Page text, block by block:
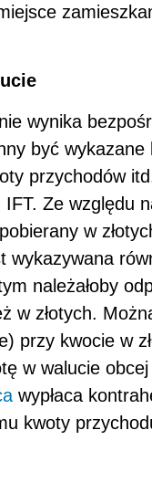
wynika
być wykazane
przychodów
Ze względu
w
wykazywana
należałoby
w złotych.
przy kwocie w
w walucie
wypłaca
kwoty